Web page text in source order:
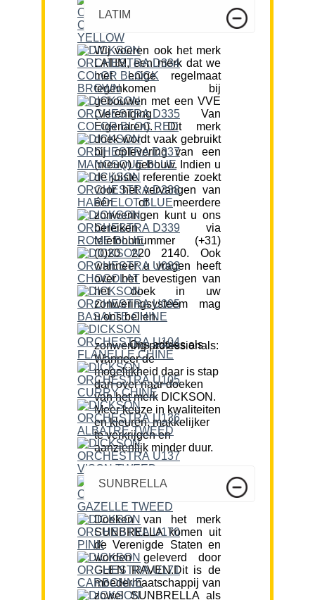
LATIM
Wij voeren ook het merk
LATIM, een merk dat we
met enige regelmaat
tegenkomen bij
gebouwen met een VVE
(Vereniging Van
Eigenaren). Dit merk
doek wordt vaak gebruikt
bij oplevering van een
(nieuw) gebouw. Indien u
de juiste referentie zoekt
voor het vervangen van
één of meerdere
zonweringen kunt u ons
bereiken via
telefoonnummer (+31)
(0)20 220 2140. Ook
wanneer u vragen heeft
over het bevestigen van
het doek in uw
zonweringsysteem mag
u ons bellen.
Ons advies als zonwering professionals:
Wanneer de
mogelijkheid daar is stap
dan over naar doeken
van het merk DICKSON.
Meer keuze in kwaliteiten
en kleuren, makkelijker
te verkrijgen en
aanzienlijk minder duur.
SUNBRELLA
Doeken van het merk
SUNBRELLA komen uit
de Verenigde Staten en
worden geleverd door
GLEN RAVEN.Dit is de
moedermaatschappij van
zowel SUNBRELLA als